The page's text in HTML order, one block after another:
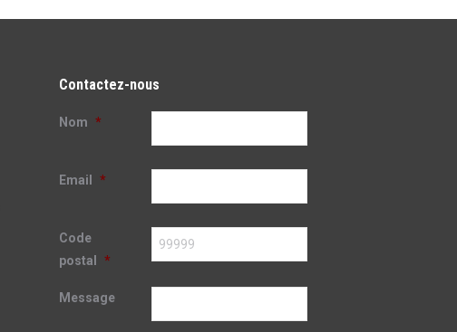
Contactez-nous
Nom *
Email *
Code
postal
*
Message